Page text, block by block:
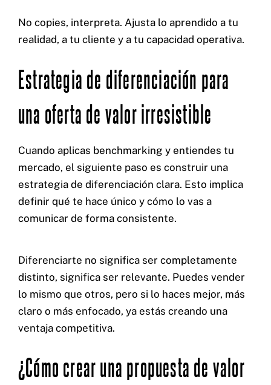
No copies, interpreta. Ajusta lo aprendido a tu
realidad, a tu cliente y a tu capacidad operativa.
Estrategia de diferenciación para
una oferta de valor irresistible
Cuando aplicas benchmarking y entiendes tu
mercado, el siguiente paso es construir una
estrategia de diferenciación clara. Esto implica
definir qué te hace único y cómo lo vas a
comunicar de forma consistente.
Diferenciarte no significa ser completamente
distinto, significa ser relevante. Puedes vender
lo mismo que otros, pero si lo haces mejor, más
claro o más enfocado, ya estás creando una
ventaja competitiva.
¿Cómo crear una propuesta de valor